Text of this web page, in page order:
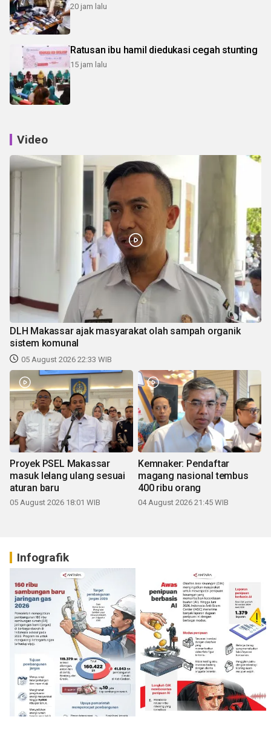
20 jam lalu
Ratusan ibu hamil diedukasi cegah stunting
15 jam lalu
Video
DLH Makassar ajak masyarakat olah sampah organik
sistem komunal
05 August 2026 22:33 WIB
Proyek PSEL Makassar
masuk lelang ulang sesuai
aturan baru
05 August 2026 18:01 WIB
Kemnaker: Pendaftar
magang nasional tembus
400 ribu orang
04 August 2026 21:45 WIB
Infografik